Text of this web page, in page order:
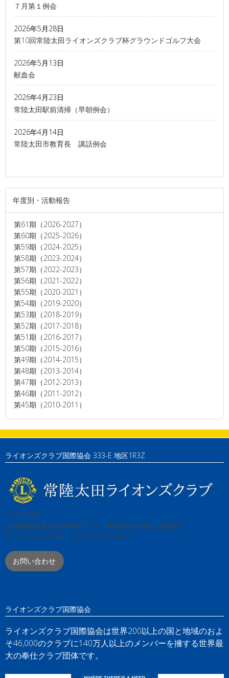
７月第１例会
2026年5月28日
第10回常陸太田ライオンズクラブ杯グラウンドゴルフ大会
2026年5月13日
献血会
2026年4月23日
常陸太田駅前清掃（早朝例会）
2026年4月14日
常陸太田市教育長 講話例会
年度別・活動報告
第61期（2026-2027）
第60期（2025-2026）
第59期（2024-2025）
第58期（2023-2024）
第57期（2022-2023）
第56期（2021-2022）
第55期（2020-2021）
第54期（2019-2020）
第53期（2018-2019）
第52期（2017-2018）
第51期（2016-2017）
第50期（2015-2016）
第49期（2014-2015）
第48期（2013-2014）
第47期（2012-2013）
第46期（2011-2012）
第45期（2010-2011）
ライオンズクラブ国際協会 333-E 地区1R3Z
〒313-0061
茨城県常陸太田市中城町3210（常陸太田市商工会館内）
TEL:0294-73-0769 / FAX:0294-73-0831
お問い合わせ
ライオンズクラブ国際協会
ライオンズクラブ国際協会は世界200以上の国と地域のおよ
そ46,000のクラブに140万人以上のメンバーを擁する世界最
大の奉仕クラブ団体です。